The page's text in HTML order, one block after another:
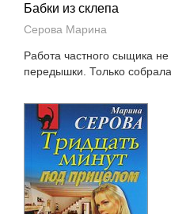
Бабки из склепа
Серова Марина
Работа частного сыщика
передышки. Только